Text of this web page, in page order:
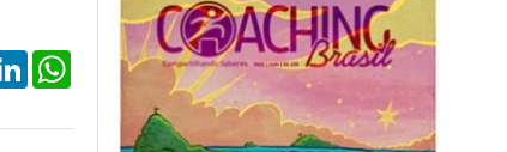
LinkedInWhatsApp